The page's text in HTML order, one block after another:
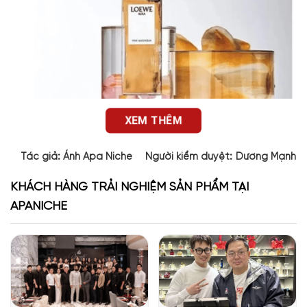
Thiết kế của Aura Pink Magnolia Loewe
Thiết kế của Aura Pink Magnolia gây ấn tượng bởi phong cách
tối giản nhưng không kém phần sang trọng. Chai thủy tinh
XEM THÊM
Tác giả: Ánh Apa Niche Người kiểm duyệt: Dương Mạnh
KHÁCH HÀNG TRẢI NGHIỆM SẢN PHẨM TẠI
APANICHE